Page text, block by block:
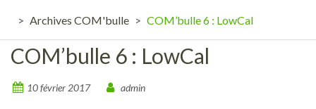
> Archives COM'bulle > COM’bulle 6 : LowCal
COM’bulle 6 : LowCal
10 février 2017 admin